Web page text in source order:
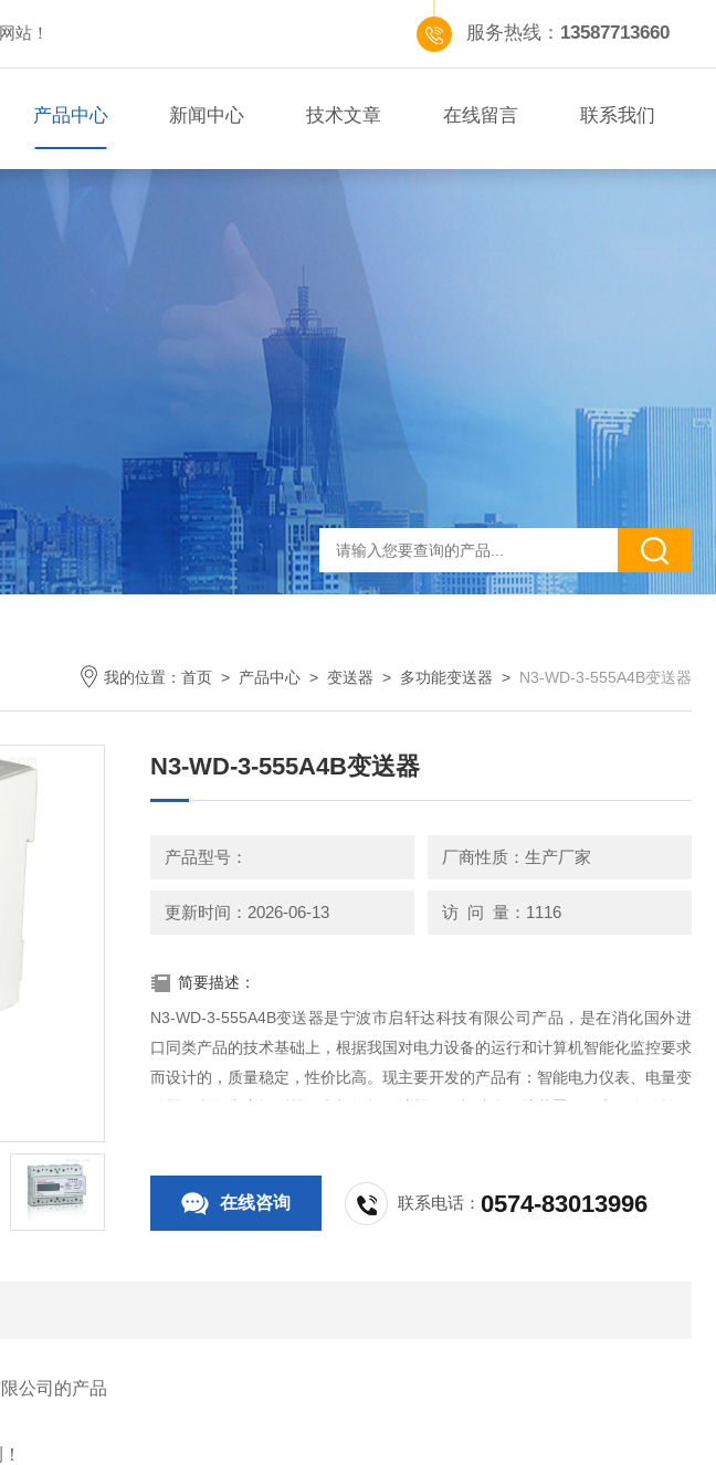
站！ 服务热线： 13587713660
产品中心 新闻中心 技术文章 在线留言 联系我们
我的位置： 首页 > 产品中心 > 变送器 > 多功能变送器 > N3-WD-3-555A4B变送器
N3-WD-3-555A4B变送器
产品型号： 厂商性质：生产厂家
更新时间：2026-06-13 访 问 量：1116
简要描述：
N3-WD-3-555A4B变送器是宁波市启轩达科技有限公司产品，是在消化国外进
口同类产品的技术基础上，根据我国对电力设备的运行和计算机智能化监控要求
而设计的，质量稳定，性价比高。现主要开发的产品有：智能电力仪表、电量变
送器、电气火灾探测器、电机智能保护器、微机综合保护装置、双电源自动转换
在线咨询 联系电话：0574-83013996
公司的产品